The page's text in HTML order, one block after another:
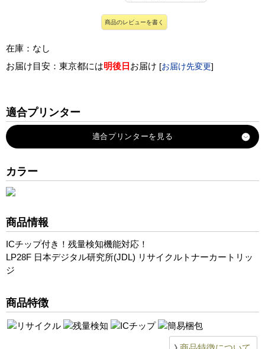
商品のレビューを書く
在庫：なし
お届け目安：東京都には明後日 お届け [お届け先変更]
適合プリンター
カラー
商品情報
ICチップ付き！残量検知機能対応！
LP28F 日本デジタル研究所(JDL) リサイクルトナーカートリッ
ジ
商品特徴